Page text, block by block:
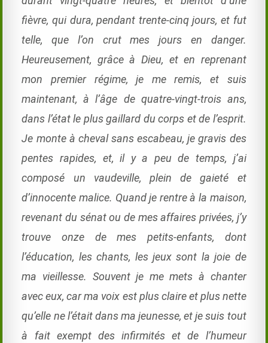
fièvre, qui dura, pendant trente-cinq jours, et fut
telle, que l’on crut mes jours en danger.
Heureusement, grâce à Dieu, et en reprenant
mon premier régime, je me remis, et suis
maintenant, à l’âge de quatre-vingt-trois ans,
dans l’état le plus gaillard du corps et de l’esprit.
Je monte à cheval sans escabeau, je gravis des
pentes rapides, et, il y a peu de temps, j’ai
composé un vaudeville, plein de gaieté et
d’innocente malice. Quand je rentre à la maison,
revenant du sénat ou de mes affaires privées, j’y
trouve onze de mes petits-enfants, dont
l’éducation, les chants, les jeux sont la joie de
ma vieillesse. Souvent je me mets à chanter
avec eux, car ma voix est plus claire et plus nette
qu’elle ne l’était dans ma jeunesse, et je suis tout
à fait exempt des infirmités et de l’humeur